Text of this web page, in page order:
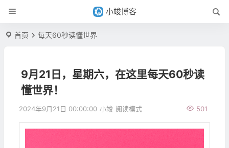
小竣博客
首页 每天60秒读懂世界
9月21日，星期六，在这里每天60秒读
懂世界！
2024年9月21日 00:00:00 小竣 501
阅读模式